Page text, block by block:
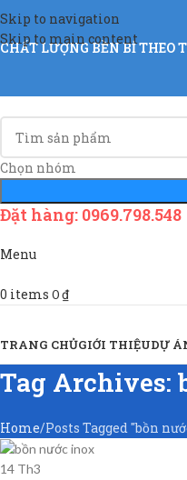
Skip to navigation
Skip to main content
CHẤT LƯỢNG BỀN BỈ THEO
Chọn nhóm
Đặt hàng: 0969.798.548
Menu
0 items 0₫
TRANG CHỦGIỚI THIỆUDỰ
Tag Archives:
Home Posts Tagged "bồn
14 Th3